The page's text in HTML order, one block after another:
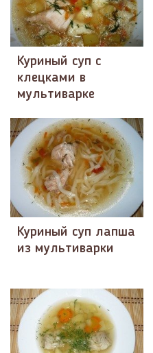
Куриный суп с
клецками в
мультиварке
Куриный суп лапша
из мультиварки